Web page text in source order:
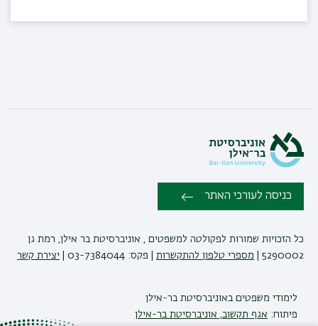
כניסה לעורכי האתר
כל הזכויות שמורות לפקולטה למשפטים , אוניברסיטת בר אילן, רמת גן
5290002 |
מספרי טלפון להתקשרות | פקס: 03-7384044 | יצירת קשר
לימודי משפטיםבאוניברסיטת בר-אילן
פיתוח: אגף תקשוב, אוניברסיטת בר-אילן